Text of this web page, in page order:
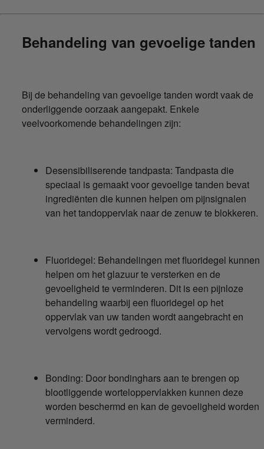
Behandeling van gevoelige tanden
Bij de behandeling van gevoelige tanden wordt vaak de
onderliggende oorzaak aangepakt. Enkele
veelvoorkomende behandelingen zijn:
Desensibiliserende tandpasta: Tandpasta die
speciaal is gemaakt voor gevoelige tanden bevat
ingrediënten die kunnen helpen om pijnsignalen
van het tandoppervlak naar de zenuw te blokkeren.
Fluoridegel: Behandelingen met fluoridegel kunnen
helpen om het glazuur te versterken en de
gevoeligheid te verminderen. Dit is een pijnloze
behandeling waarbij een fluoridegel op het
oppervlak van uw tanden wordt aangebracht en
vervolgens wordt gedroogd.
Bonding: Door bondinghars aan te brengen op
blootliggende worteloppervlakken kunnen deze
worden beschermd en kan de gevoeligheid worden
verminderd.